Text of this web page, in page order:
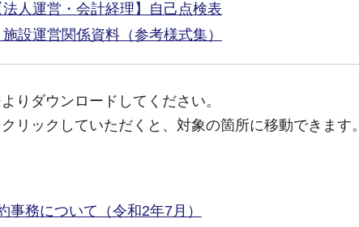
人運営・会計経理】自己点検表
設運営関係資料（参考様式集）
りダウンロードしてください。
リックしていただくと、対象の箇所に移動できます。
事務について（令和2年7月）